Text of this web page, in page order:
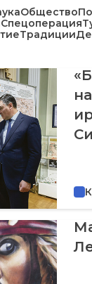
Общество
Спецоперация
Традиции